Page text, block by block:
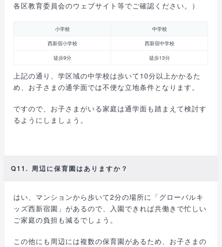
各区教育委員会のウェブサイト等でご確認ください。）
小学校 中学校
西新宿小学校 西新宿中学校
徒歩9分 徒歩13分
上記の通り、学区域の中学校は歩いて10分以上かかるた
め、お子さまの通学面では不便な立地条件となります。
ですので、お子さまがいる家庭は通学面も踏まえて検討す
るようにしましょう。
Q11. 周辺に保育園はありますか？
はい、マンションから歩いて2分の場所に「グローバルキ
ッズ西新宿園」があるので、入園できれば共働きで忙しい
ご家庭の負担も減るでしょう。
この他にも周辺には複数の保育園があるため、お子さまの